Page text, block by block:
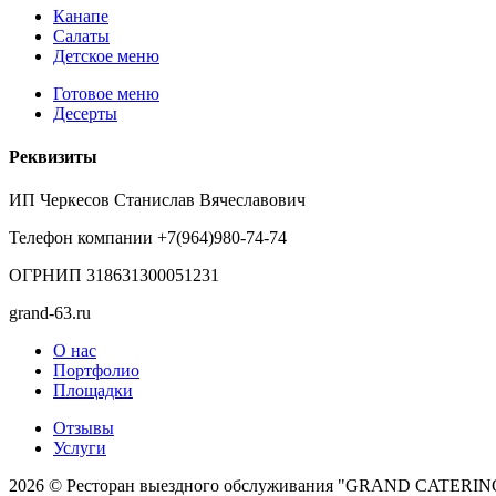
Канапе
Салаты
Детское меню
Готовое меню
Десерты
Реквизиты
ИП Черкесов Станислав Вячеславович
Телефон компании +7(964)980-74-74
ОГРНИП 318631300051231
grand-63.ru
О нас
Портфолио
Площадки
Отзывы
Услуги
2026 © Ресторан выездного обслуживания "GRAND